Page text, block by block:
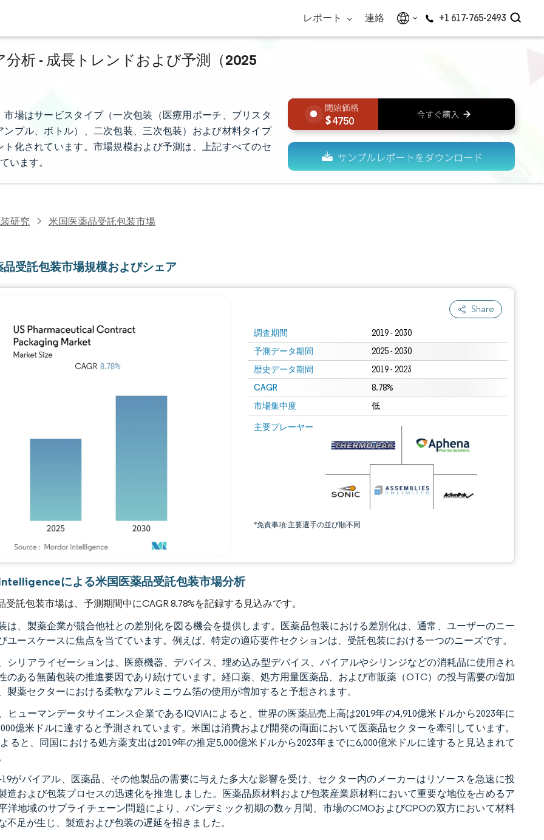
レポート 連絡 +1 617-765-2493
析 - 成長トレンドおよび予測（2025
場はサービスタイプ（一次包装（医療用ポーチ、ブリスタ
プル、ボトル）、二次包装、三次包装）および材料タイプ
化されています。市場規模および予測は、上記すべてのセ
います。
4750
研究 米国医薬品受託包装市場
品受託包装市場規模およびシェア
Share
調査期間 2019 - 2030
予測データ期間 2025 - 2030
歴史データ期間 2019 - 2023
CAGR 8.78%
市場集中度 低
主要プレーヤー
*免責事項:主要選手の並び順不同
による米国医薬品受託包装市場分析
受託包装市場は、予測期間中にCAGR 8.78%を記録する見込みです。
は、製薬企業が競合他社との差別化を図る機会を提供します。医薬品包装における差別化は、通常、ユーザーのニー
ユースケースに焦点を当てています。例えば、特定の適応要件セクションは、受託包装における一つのニーズです。
シリアライゼーションは、医療機器、デバイス、埋め込み型デバイス、バイアルやシリンジなどの消耗品に使用され
のある無菌包装の推進要因であり続けています。経口薬、処方用量医薬品、および市販薬（OTC）の投与需要の増加
製薬セクターにおける柔軟なアルミニウム箔の使用が増加すると予想されます。
ヒューマンデータサイエンス企業であるIQVIAによると、世界の医薬品売上高は2019年の4,910億米ドルから2023年に
億米ドルに達すると予測されています。米国は消費および開発の両面において医薬品セクターを牽引しています。
ると、同国における処方薬支出は2019年の推定5,000億米ドルから2023年までに6,000億米ドルに達すると見込まれて
19がバイアル、医薬品、その他製品の需要に与えた多大な影響を受け、セクター内のメーカーはリソースを急速に投
造および包装プロセスの迅速化を推進しました。医薬品原材料および包装産業原材料において重要な地位を占めるア
洋地域のサプライチェーン問題により、パンデミック初期の数ヶ月間、市場のCMOおよびCPOの双方において材料
不足が生じ、製造および包装の遅延を招きました。